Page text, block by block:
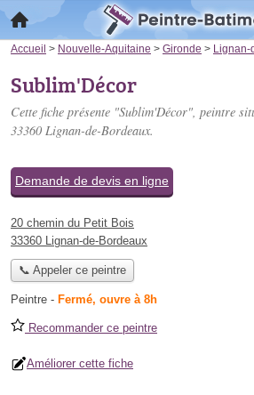
Accueil > Nouvelle-Aquitaine > Gironde > Lignan-
Sublim'Décor
Cette fiche présente "Sublim'Décor", peintre
33360 Lignan-de-Bordeaux.
Demande de devis en ligne
20 chemin du Petit Bois
33360 Lignan-de-Bordeaux
📞 Appeler ce peintre
Peintre - Fermé, ouvre à 8h
Recommander ce peintre
Améliorer cette fiche